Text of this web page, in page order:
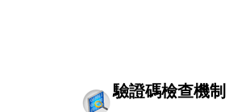
驗證碼檢查機制